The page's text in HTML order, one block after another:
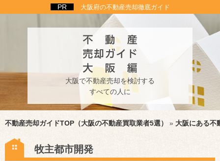
大阪府の不動産売却徹底ガイド
大阪で不動産売却を検討する
すべての人に
不動産売却ガイドTOP（大阪の不動産買取業者5選） » 大阪にある不
牧主都市開発